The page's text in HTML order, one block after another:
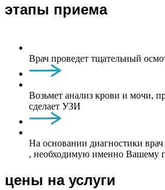
этапы приема
Врач проведет тщательный
Возьмет анализ крови и мочи,
сделает УЗИ
На основании диагностики врач
, необходимую именно Вашему
цены на услуги